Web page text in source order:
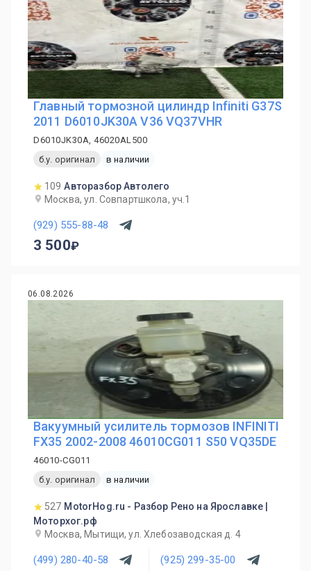
Главный тормозной цилиндр Infiniti G37S
2011 D6010JK30A V36 VQ37VHR
D6010JK30A, 46020AL500
б.у. оригинал
в наличии
109 Авторазбор Автолего
Москва, ул. Совпартшкола, уч.1
(929) 555-88-48
3 500
06.08.2026
Вакуумный усилитель тормозов INFINITI
FX35 2002-2008 46010CG011 S50 VQ35DE
46010-CG011
б.у. оригинал
в наличии
527 MotorHog.ru - Разбор Рено на Ярославке |
Моторхог.рф
Москва, Мытищи, ул. Хлебозаводская д. 4
(499) 280-40-58 (925) 299-35-00